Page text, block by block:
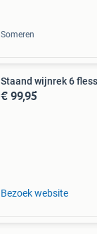
Someren
Staand wijnrek 6
€ 99,95
Bezoek website